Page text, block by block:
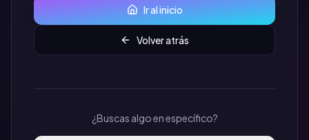
Ir al inicio
Volver atrás
¿Buscas algo en específico?